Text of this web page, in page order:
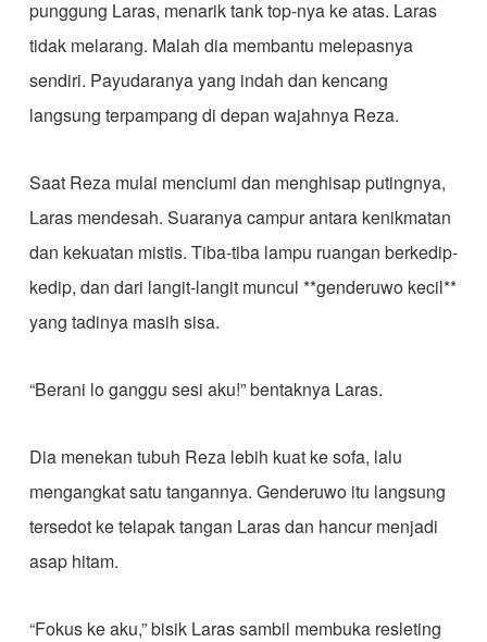
punggung Laras, menarik tank top-nya ke atas. Laras
tidak melarang. Malah dia membantu melepasnya
sendiri. Payudaranya yang indah dan kencang
langsung terpampang di depan wajahnya Reza.
Saat Reza mulai menciumi dan menghisap putingnya,
Laras mendesah. Suaranya campur antara kenikmatan
dan kekuatan mistis. Tiba-tiba lampu ruangan berkedip-
kedip, dan dari langit-langit muncul **genderuwo kecil**
yang tadinya masih sisa.
“Berani lo ganggu sesi aku!” bentaknya Laras.
Dia menekan tubuh Reza lebih kuat ke sofa, lalu
mengangkat satu tangannya. Genderuwo itu langsung
tersedot ke telapak tangan Laras dan hancur menjadi
asap hitam.
“Fokus ke aku,” bisik Laras sambil membuka resleting